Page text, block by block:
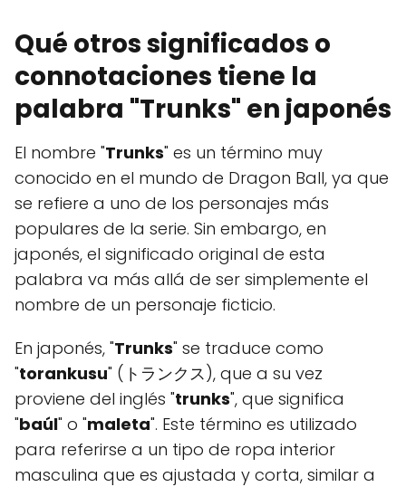
Qué otros significados o
connotaciones tiene la
palabra "Trunks" en japonés
El nombre "Trunks" es un término muy
conocido en el mundo de Dragon Ball, ya que
se refiere a uno de los personajes más
populares de la serie. Sin embargo, en
japonés, el significado original de esta
palabra va más allá de ser simplemente el
nombre de un personaje ficticio.
En japonés, "Trunks" se traduce como
"torankusu" (トランクス), que a su vez
proviene del inglés "trunks", que significa
"baúl" o "maleta". Este término es utilizado
para referirse a un tipo de ropa interior
masculina que es ajustada y corta, similar a